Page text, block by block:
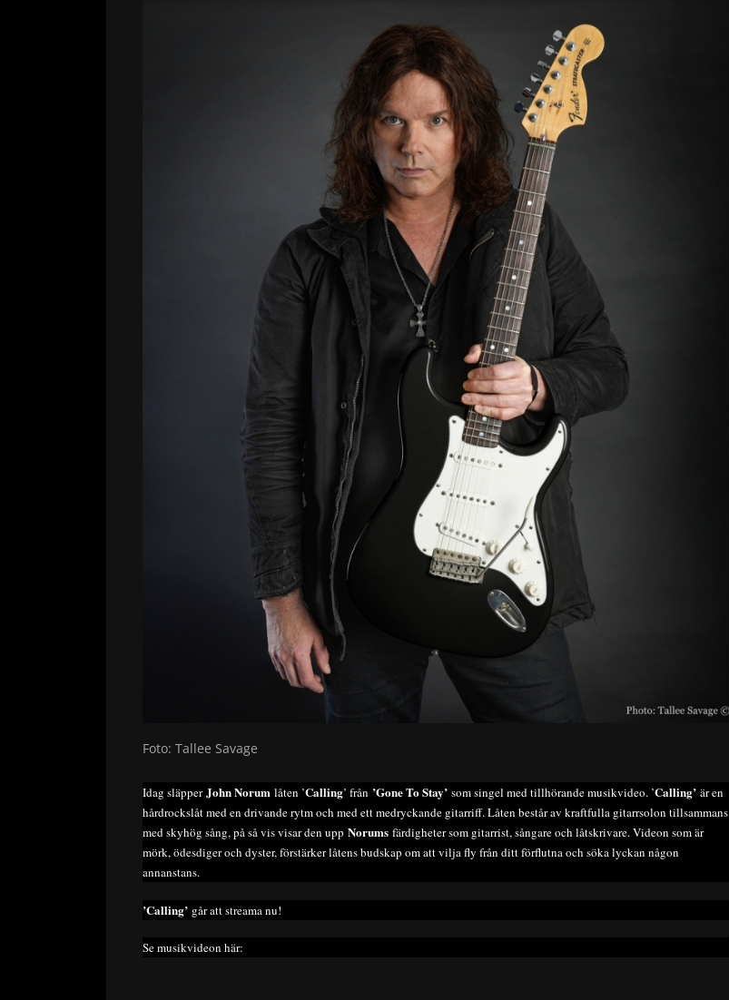
Foto: Tallee Savage
Idag släpperJohn Norum låten ’Calling’ från ’Gone To Stay’ som singel med tillhörande musikvideo. ’Calling’ är en
hårdrockslåt med en drivande rytm och med ett medryckande gitarriff. Låten består av kraftfulla gitarrsolon tillsammans
med skyhög sång, på så vis visar den upp Norums färdigheter som gitarrist, sångare och låtskrivare. Videon som är
mörk, ödesdiger och dyster, förstärker låtens budskap om att vilja fly från ditt förflutna och söka lyckan någon
annanstans.
’Calling’ går att streama nu!
Se musikvideon här: